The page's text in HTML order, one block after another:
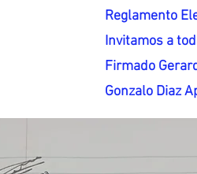
Reglamento
Invitamos a
Firmado
Gonzalo Diaz